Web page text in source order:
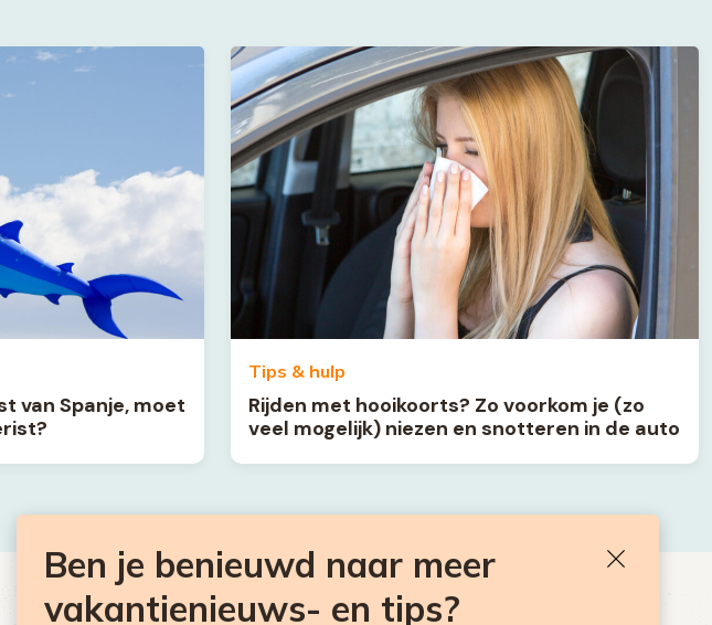
van Spanje, moet
Tips & hulp
Rijden met hooikoorts? Zo voorkom je (zo
veel mogelijk) niezen en snotteren in de auto
Ben je benieuwd naar meer
vakantienieuws- en tips?